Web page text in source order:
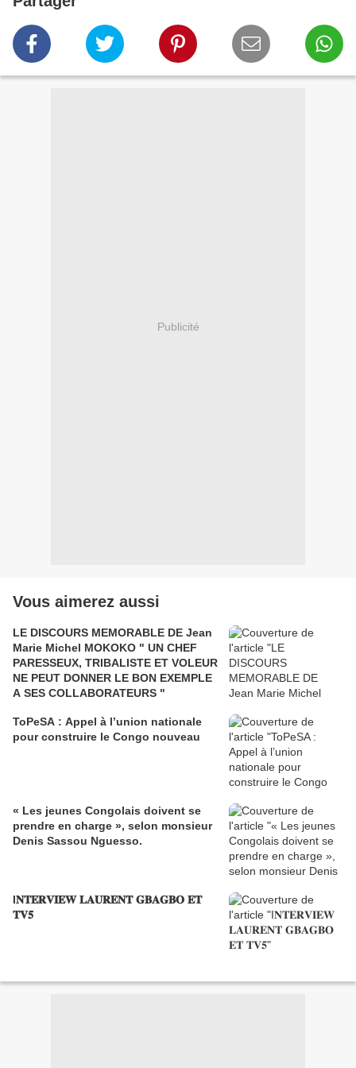
Publicité
Vous aimerez aussi
LE DISCOURS MEMORABLE DE Jean
Marie Michel MOKOKO " UN CHEF
PARESSEUX, TRIBALISTE ET VOLEUR
NE PEUT DONNER LE BON EXEMPLE
A SES COLLABORATEURS "
ToPeSA : Appel à l’union nationale
pour construire le Congo nouveau
« Les jeunes Congolais doivent se
prendre en charge », selon monsieur
Denis Sassou Nguesso.
I𝐍𝐓𝐄𝐑𝐕𝐈𝐄𝐖 𝐋𝐀𝐔𝐑𝐄𝐍𝐓 𝐆𝐁𝐀𝐆𝐁𝐎 𝐄𝐓
𝐓𝐕𝟓